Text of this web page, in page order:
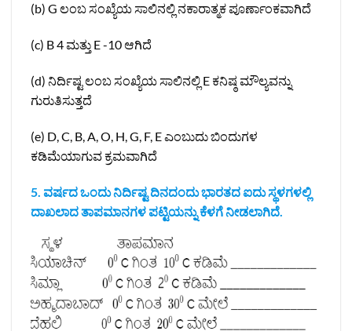
(b) G ಲಂಬ ಸಂಖ್ಯೆಯ ಸಾಲಿನಲ್ಲಿ ನಕಾರಾತ್ಮಕ ಪೂರ್ಣಾಂಕವಾಗಿದೆ
(c) B 4 ಮತ್ತು E -10 ಆಗಿದೆ
(d) ನಿರ್ದಿಷ್ಟ ಲಂಬ ಸಂಖ್ಯೆಯ ಸಾಲಿನಲ್ಲಿ E ಕನಿಷ್ಠ ಮೌಲ್ಯವನ್ನು
ಗುರುತಿಸುತ್ತದೆ
(e) D, C, B, A, O, H, G, F, E ಎಂಬುದು ಬಿಂದುಗಳ
ಕಡಿಮೆಯಾಗುವ ಕ್ರಮವಾಗಿದೆ
5. ವರ್ಷದ ಒಂದು ನಿರ್ದಿಷ್ಟ ದಿನದಂದು ಭಾರತದ ಐದು ಸ್ಥಳಗಳಲ್ಲಿ
ದಾಖಲಾದ ತಾಪಮಾನಗಳ ಪಟ್ಟಿಯನ್ನು ಕೆಳಗೆ ನೀಡಲಾಗಿದೆ.